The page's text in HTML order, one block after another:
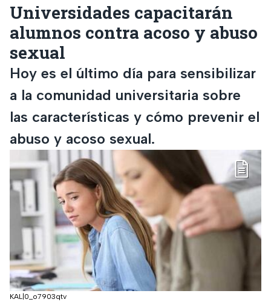
Universidades capacitarán
alumnos contra acoso y abuso
sexual
Hoy es el último día para sensibilizar
a la comunidad universitaria sobre
las características y cómo prevenir el
abuso y acoso sexual.
KAL|0_o7903qtv